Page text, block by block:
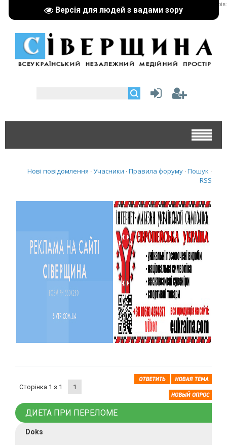
Версія для людей з вадами зору
реклама партнерів:
Нові повідомлення · Учасники · Правила форуму · Пошук ·
RSS
Сторінка 1 з 1 1
ДИЕТА ПРИ ПЕРЕЛОМЕ
Doks